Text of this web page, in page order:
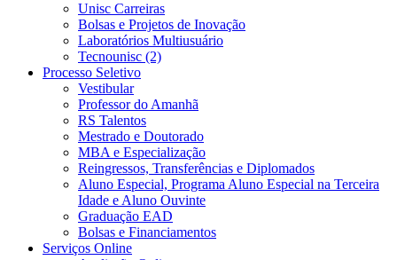
Unisc Carreiras
Bolsas e Projetos de Inovação
Laboratórios Multiusuário
Tecnounisc (2)
Processo Seletivo
Vestibular
Professor do Amanhã
RS Talentos
Mestrado e Doutorado
MBA e Especialização
Reingressos, Transferências e Diplomados
Aluno Especial, Programa Aluno Especial na Terceira
Idade e Aluno Ouvinte
Graduação EAD
Bolsas e Financiamentos
Serviços Online